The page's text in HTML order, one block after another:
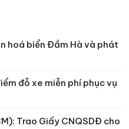
hoá biển Đầm Hà và phát
đỗ xe miễn phí phục vụ
Trao Giấy CNQSDĐ cho